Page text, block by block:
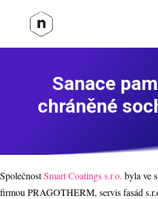
Sanace
chráněné
SpolečnostSmart Coatings s.r.o. byla ve
firmou PRAGOTHERM, servis fasád